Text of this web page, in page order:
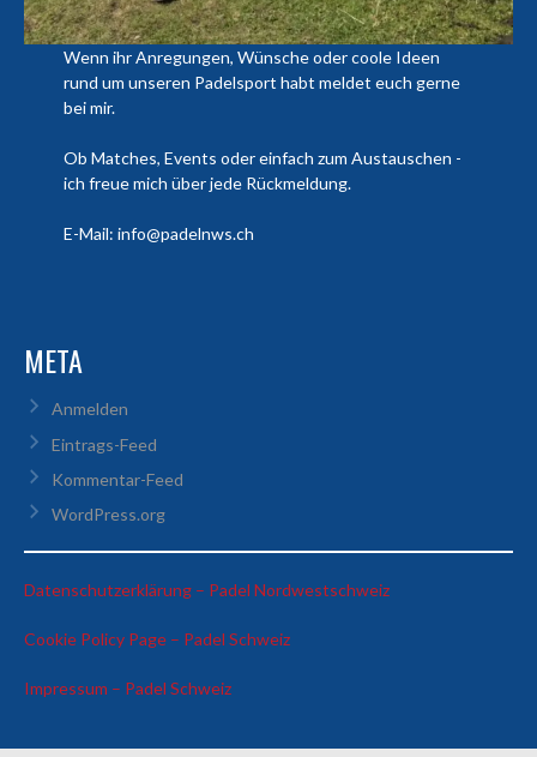
Wenn ihr Anregungen, Wünsche oder coole Ideen
rund um unseren Padelsport habt meldet euch gerne
bei mir.
Ob Matches, Events oder einfach zum Austauschen -
ich freue mich über jede Rückmeldung.
E-Mail: info@padelnws.ch
META
Anmelden
Eintrags-Feed
Kommentar-Feed
WordPress.org
Datenschutzerklärung – Padel Nordwestschweiz:
Cookie Policy Page – Padel Schweiz:
Impressum – Padel Schweiz: